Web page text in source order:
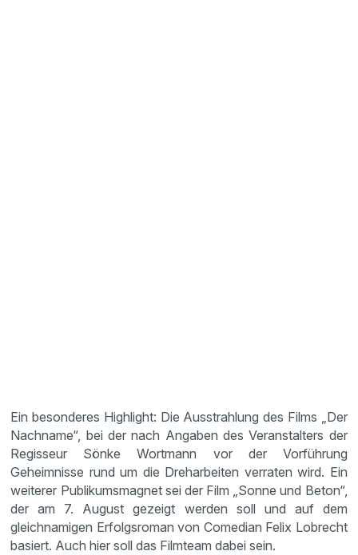
Ein besonderes Highlight: Die Ausstrahlung des Films „Der
Nachname“, bei der nach Angaben des Veranstalters der
Regisseur Sönke Wortmann vor der Vorführung
Geheimnisse rund um die Dreharbeiten verraten wird. Ein
weiterer Publikumsmagnet sei der Film „Sonne und Beton“,
der am 7. August gezeigt werden soll und auf dem
gleichnamigen Erfolgsroman von Comedian Felix Lobrecht
basiert. Auch hier soll das Filmteam dabei sein.